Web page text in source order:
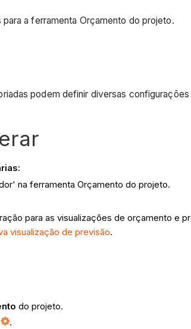
a ferramenta Orçamento do projeto.
podem definir diversas
na ferramenta Orçamento do projeto.
para as visualizações de orçamento e
visualização de previsão.
do projeto.
.